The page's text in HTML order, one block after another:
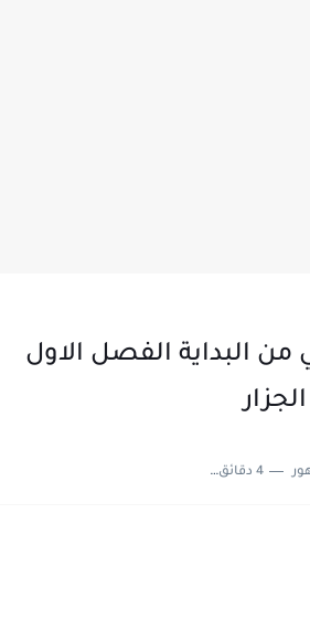
من البداية الفصل الاول
4 دقائق للقراءة